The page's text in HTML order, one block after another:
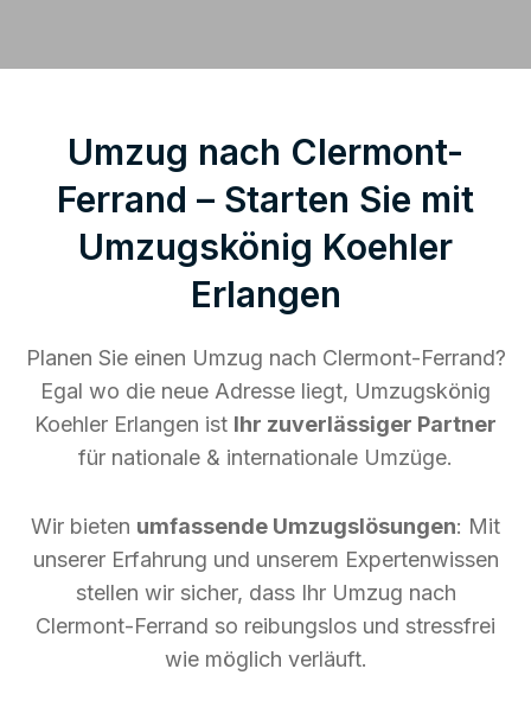
Umzug nach Clermont-
Ferrand – Starten Sie mit
Umzugskönig Koehler
Erlangen
Planen Sie einen Umzug nach Clermont-Ferrand?
Egal wo die neue Adresse liegt, Umzugskönig
Koehler Erlangen ist Ihr zuverlässiger Partner
für nationale & internationale Umzüge.
Wir bieten umfassende Umzugslösungen: Mit
unserer Erfahrung und unserem Expertenwissen
stellen wir sicher, dass Ihr Umzug nach
Clermont-Ferrand so reibungslos und stressfrei
wie möglich verläuft.